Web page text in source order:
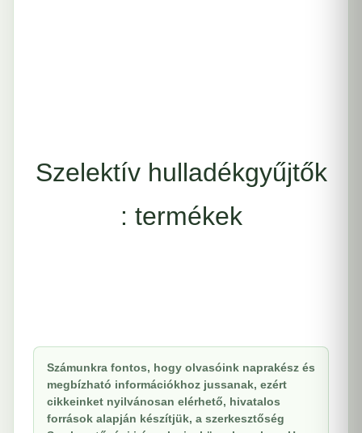
Szelektív hulladékgyűjtők
: termékek
Számunkra fontos, hogy olvasóink naprakész és
megbízható információkhoz jussanak, ezért
cikkeinket nyilvánosan elérhető, hivatalos
források alapján készítjük, a szerkesztőség